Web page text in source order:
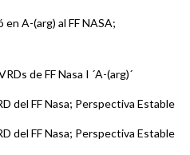
en A-(arg) al FF NASA;
de FF Nasa I ´A-(arg)´
del FF Nasa; Perspectiva Estable
del FF Nasa; Perspectiva Estable